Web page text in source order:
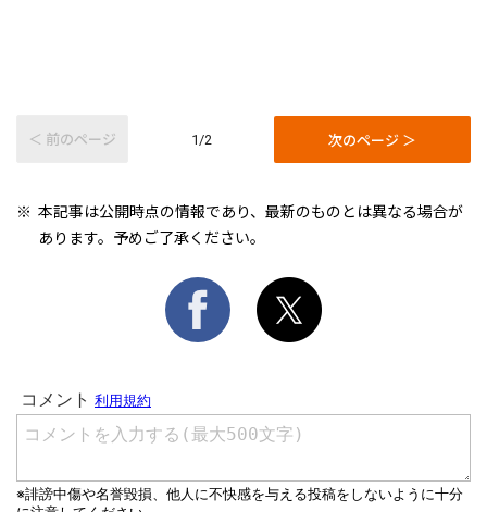
＜ 前のページ 1/2 次のページ ＞
本記事は公開時点の情報であり、最新のものとは異なる場合が
あります。予めご了承ください。